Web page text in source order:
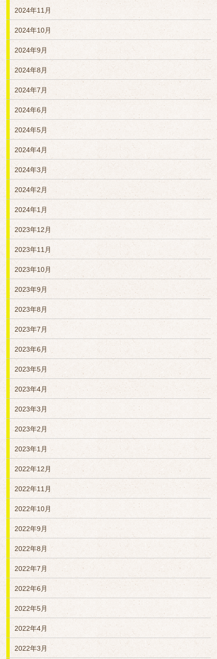
2024年11月
2024年10月
2024年9月
2024年8月
2024年7月
2024年6月
2024年5月
2024年4月
2024年3月
2024年2月
2024年1月
2023年12月
2023年11月
2023年10月
2023年9月
2023年8月
2023年7月
2023年6月
2023年5月
2023年4月
2023年3月
2023年2月
2023年1月
2022年12月
2022年11月
2022年10月
2022年9月
2022年8月
2022年7月
2022年6月
2022年5月
2022年4月
2022年3月